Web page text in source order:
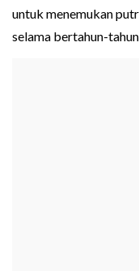
untuk menemukan
selama bertahun-